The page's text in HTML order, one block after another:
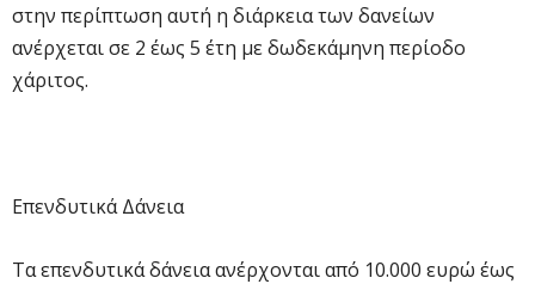
στην περίπτωση αυτή η διάρκεια των δανείων
ανέρχεται σε 2 έως 5 έτη με δωδεκάμηνη περίοδο
χάριτος.
Επενδυτικά Δάνεια
Τα επενδυτικά δάνεια ανέρχονται από 10.000 ευρώ έως